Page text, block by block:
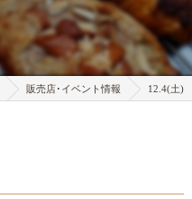
販売店･イベント情報 12.4(土)